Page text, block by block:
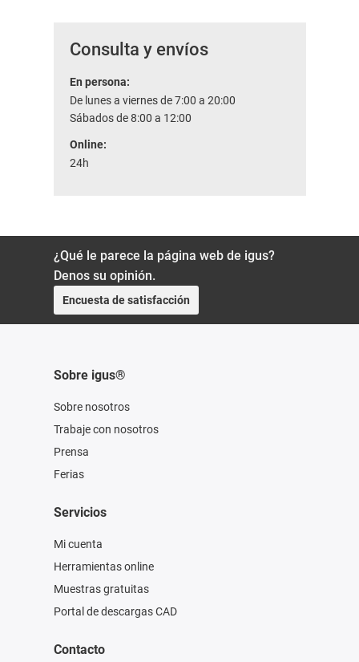
Consulta y envíos
En persona:
De lunes a viernes de 7:00 a 20:00
Sábados de 8:00 a 12:00
Online:
24h
¿Qué le parece la página web de igus?
Denos su opinión.
Encuesta de satisfacción
Sobre igus®
Sobre nosotros
Trabaje con nosotros
Prensa
Ferias
Servicios
Mi cuenta
Herramientas online
Muestras gratuitas
Portal de descargas CAD
Contacto